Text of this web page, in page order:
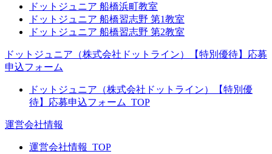
ドットジュニア 船橋浜町教室
ドットジュニア 船橋習志野 第1教室
ドットジュニア 船橋習志野 第2教室
ドットジュニア（株式会社ドットライン）【特別優待】応募
申込フォーム
ドットジュニア（株式会社ドットライン）【特別優
待】応募申込フォーム_TOP
運営会社情報
運営会社情報_TOP